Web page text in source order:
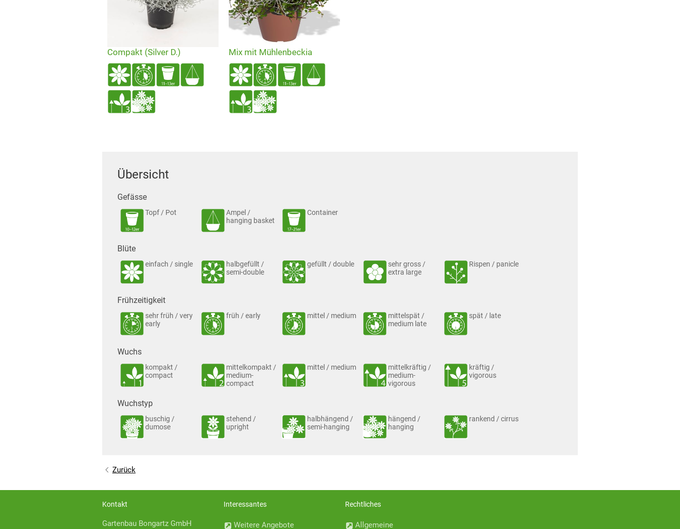
Compakt (Silver D.) Mix mit Mühlenbeckia
Übersicht
Gefässe
Topf / Pot
Ampel /
hanging basket
Container
Blüte
einfach / single
halbgefüllt /
semi-double
gefüllt / double
sehr gross /
extra large
Rispen / panicle
Frühzeitigkeit
sehr früh / very
early
früh / early mittel / medium
mittelspät /
medium late
spät / late
Wuchs
kompakt /
compact
mittelkompakt /
medium-
compact
mittel / medium
mittelkräftig /
medium-
vigorous
kräftig /
vigorous
Wuchstyp
buschig /
dumose
stehend /
upright
halbhängend /
semi-hanging
hängend /
hanging
rankend / cirrus
Zurück
Kontakt
Gartenbau Bongartz GmbH
Interessantes
Weitere Angebote
Rechtliches
Allgemeine